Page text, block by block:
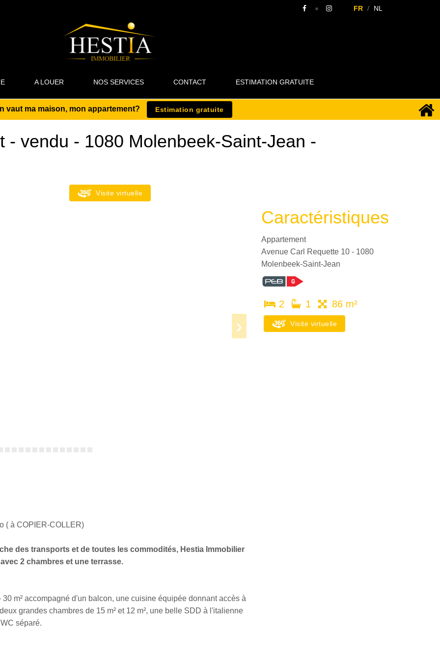
FR NL
A LOUER NOS SERVICES CONTACT ESTIMATION GRATUITE
vaut ma maison, mon appartement? Estimation gratuite
- vendu - 1080 Molenbeek-Saint-Jean -
Visite virtuelle
( à COPIER-COLLER)
des transports et de toutes les commodités, Hestia Immobilier
2 chambres et une terrasse.
m² accompagné d'un balcon, une cuisine équipée donnant accès à
grandes chambres de 15 m² et 12 m², une belle SDD à l'italienne
séparé.
Caractéristiques
Appartement
Avenue Carl Requette 10 - 1080
Molenbeek-Saint-Jean
2 1 86 m²
Visite virtuelle